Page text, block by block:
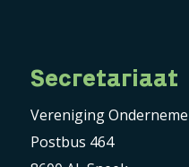
Secretariaat
Vereniging
Postbus 464